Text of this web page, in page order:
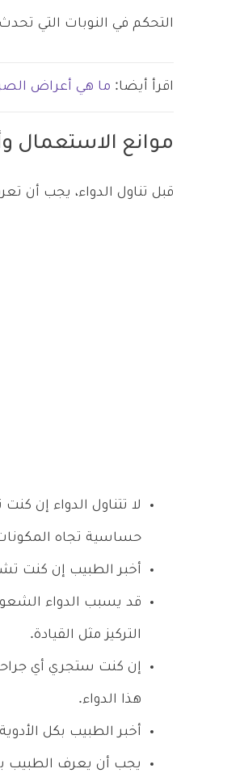
التحكم في النوبات التي
اقرأ أيضا: ما هي أعراض
موانع الاستعمال
قبل تناول الدواء، يجب أن
لا تتناول الدواء إن
حساسية تجاه
أخبر الطبيب إن كنت
قد يسبب الدواء الشعور
التركيز مثل القيادة.
إن كنت ستجري أي
هذا الدواء.
أخبر الطبيب بكل
يجب أن يعرف الطبيب